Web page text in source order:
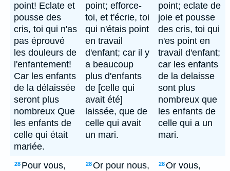
point! Eclate et
pousse des
cris, toi qui n'as
pas éprouvé
les douleurs de
l'enfantement!
Car les enfants
de la délaissée
seront plus
nombreux Que
les enfants de
celle qui était
mariée.
point; efforce-
toi, et t'écrie, toi
qui n'étais point
en travail
d'enfant; car il y
a beaucoup
plus d'enfants
de [celle qui
avait été]
laissée, que de
celle qui avait
un mari.
point; eclate de
joie et pousse
des cris, toi qui
n'es point en
travail d'enfant;
car les enfants
de la delaisse
sont plus
nombreux que
les enfants de
celle qui a un
mari.
28 Pour vous,
28Or pour nous,
28Or vous,